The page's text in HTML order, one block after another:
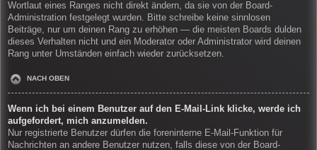
Wortlaut eines Ranges nicht direkt ändern, da sie von der Board-
Administration festgelegt wurden. Bitte schreibe keine sinnlosen
Beiträge, nur um deinen Rang zu erhöhen — die meisten Boards dulden
dieses Verhalten nicht und ein Moderator oder Administrator wird deinen
Rang unter Umständen einfach wieder zurücksetzen.
NACH OBEN
Wenn ich bei einem Benutzer auf den E-Mail-Link klicke, werde ich
aufgefordert, mich anzumelden.
Nur registrierte Benutzer dürfen die foreninterne E-Mail-Funktion für
Nachrichten an andere Benutzer nutzen, falls diese von der Board-